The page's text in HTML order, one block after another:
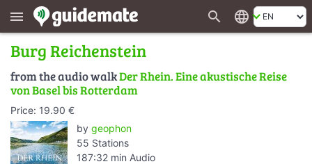
menu search language
Burg Reichenstein
from the audio walkDer Rhein. Eine akustische Reise
von Basel bis Rotterdam
Price: 19.90 €
by geophon
55 Stations
187:32 min Audio